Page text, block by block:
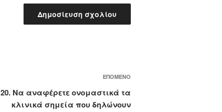
ΕΠΌΜΕΝΟ
20. Να αναφέρετε ονομαστικά τα
κλινικά σημεία που δηλώνουν